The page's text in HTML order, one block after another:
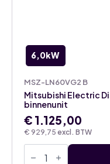
6,0kW
MSZ-LN60VG2 B
€ 929,75 excl. BTW
Mitsubishi Electric
binnenunit
€ 1.125,00
Mitsubishi
Electric